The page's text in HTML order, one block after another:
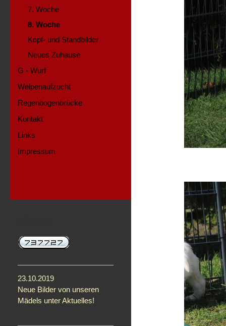
7. Woche
8. Woche
Kopf- und Standbilder
Neues Zuhause
G - Wurf
Welpenaufzucht
Regenbogenbrücke
Kontakt
Links
Impressum
23.10.2019
Neue Bilder von unseren
Mädels unter Aktuelles!